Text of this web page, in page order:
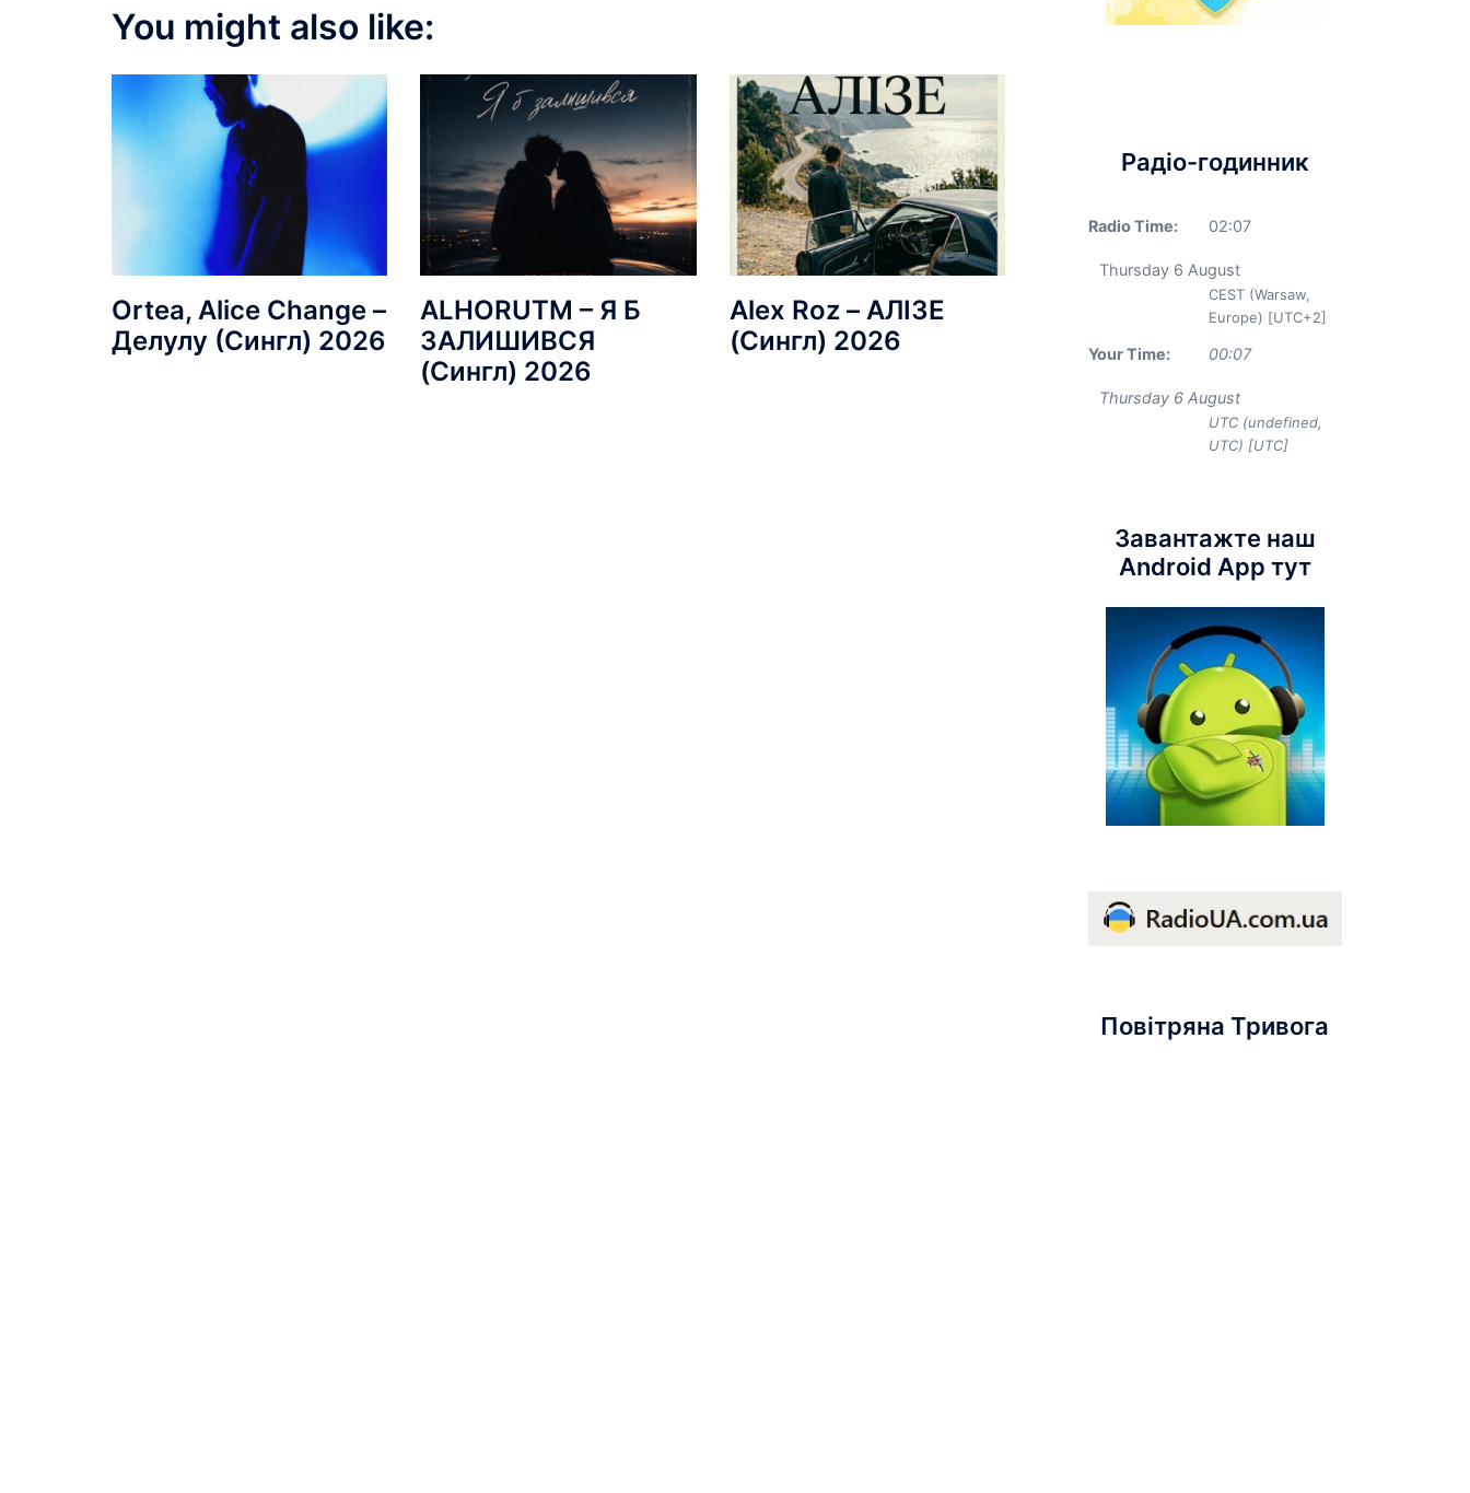
You might also like:
Ortea, Alice Change –
Делулу (Сингл) 2026
ALHORUTM – Я Б
ЗАЛИШИВСЯ
(Сингл) 2026
Alex Roz – АЛІЗЕ
(Сингл) 2026
Радіо-годинник
Radio Time: 02:07
Thursday 6 August
CEST (Warsaw,
Europe) [UTC+2]
Your Time: 00:07
Thursday 6 August
UTC (undefined,
UTC) [UTC]
Завантажте наш
Android App тут
Повітряна Тривога